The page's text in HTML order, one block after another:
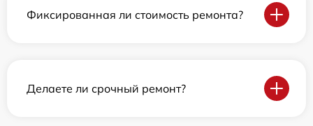
Фиксированная ли стоимость ремонта?
Делаете ли срочный ремонт?